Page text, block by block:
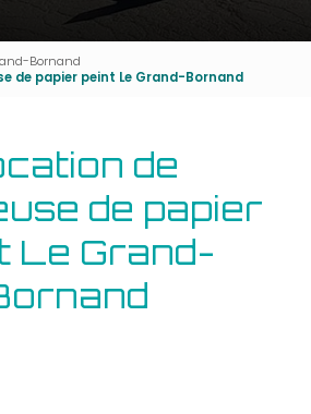
Bornand
de papier peint Le Grand-Bornand
de
de papier
Le Grand-